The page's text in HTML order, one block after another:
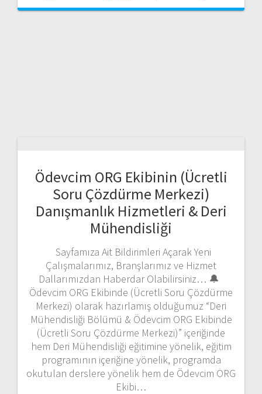
Ödevcim ORG Ekibinin (Ücretli
Soru Çözdürme Merkezi)
Danışmanlık Hizmetleri & Deri
Mühendisliği
Sayfamıza Ait Bildirimleri Açarak Yeni
Çalışmalarımız, Branşlarımız ve Hizmet
Dallarımızdan Haberdar Olabilirsiniz… 🔔
Ödevcim ORG Ekibinde (Ücretli Soru Çözdürme
Merkezi) olarak hazırlamış olduğumuz “Deri
Mühendisliği Bölümü & Ödevcim ORG Ekibinde
(Ücretli Soru Çözdürme Merkezi)” içeriğinde
hem Deri Mühendisliği eğitimine yönelik, eğitim
programının içeriğine yönelik, programda
okutulan derslere yönelik hem de Ödevcim ORG
Ekibi…